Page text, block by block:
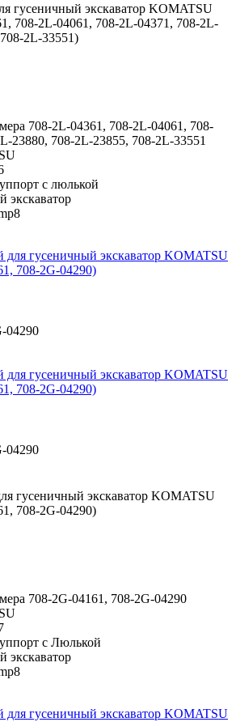
гусеничный экскаватор KOMATSU
708-2L-04061, 708-2L-04371, 708-2L-
2L-33551)
708-2L-04361, 708-2L-04061, 708-
23880, 708-2L-23855, 708-2L-33551
с люлькой
экскаватор
04290
04290
гусеничный экскаватор KOMATSU
708-2G-04290)
708-2G-04161, 708-2G-04290
с Люлькой
экскаватор